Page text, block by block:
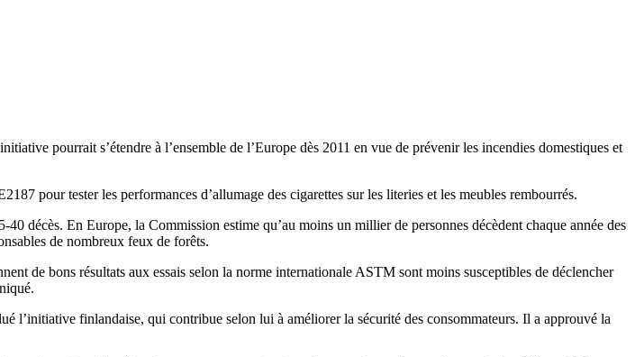
pourrait s’étendre à l’ensemble de l’Europe dès 2011 en vue de prévenir les incendies domestiques et
pour tester les performances d’allumage des cigarettes sur les literies et les meubles rembourrés.
décès. En Europe, la Commission estime qu’au moins un millier de personnes décèdent chaque année des
de nombreux feux de forêts.
de bons résultats aux essais selon la norme internationale ASTM sont moins susceptibles de déclencher
l’initiative finlandaise, qui contribue selon lui à améliorer la sécurité des consommateurs. Il a approuvé la